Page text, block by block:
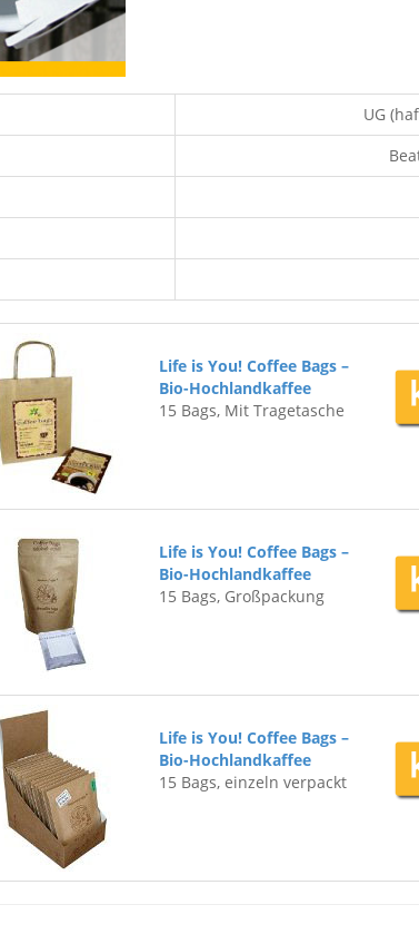
UG
Life is You! Coffee Bags –
Bio-Hochlandkaffee
15 Bags, Mit Tragetasche
Life is You! Coffee Bags –
Bio-Hochlandkaffee
15 Bags, Großpackung
Life is You! Coffee Bags –
Bio-Hochlandkaffee
15 Bags, einzeln verpackt